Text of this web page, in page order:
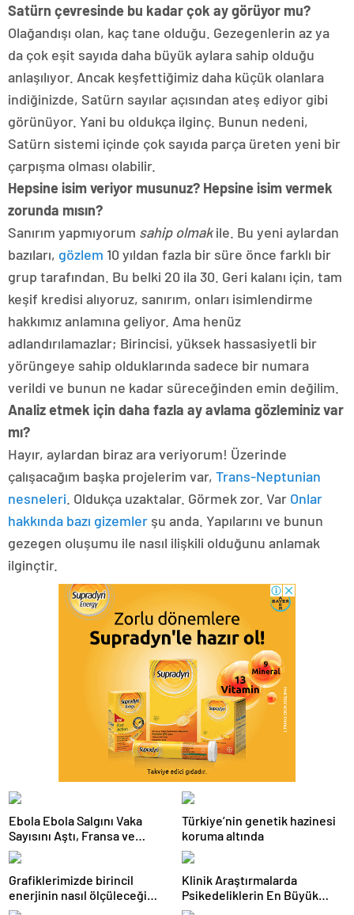
Satürn çevresinde bu kadar çok ay görüyor mu?
Olağandışı olan, kaç tane olduğu. Gezegenlerin az ya
da çok eşit sayıda daha büyük aylara sahip olduğu
anlaşılıyor. Ancak keşfettiğimiz daha küçük olanlara
indiğinizde, Satürn sayılar açısından ateş ediyor gibi
görünüyor. Yani bu oldukça ilginç. Bunun nedeni,
Satürn sistemi içinde çok sayıda parça üreten yeni bir
çarpışma olması olabilir.
Hepsine isim veriyor musunuz? Hepsine isim vermek
zorunda mısın?
Sanırım yapmıyorum sahip olmakile. Bu yeni aylardan
bazıları, gözlem 10 yıldan fazla bir süre önce farklı bir
grup tarafından. Bu belki 20 ila 30. Geri kalanı için, tam
keşif kredisi alıyoruz, sanırım, onları isimlendirme
hakkımız anlamına geliyor. Ama henüz
adlandırılamazlar; Birincisi, yüksek hassasiyetli bir
yörüngeye sahip olduklarında sadece bir numara
verildi ve bunun ne kadar süreceğinden emin değilim.
Analiz etmek için daha fazla ay avlama gözleminiz var
mı?
Hayır, aylardan biraz ara veriyorum! Üzerinde
çalışacağım başka projelerim var, Trans-Neptunian
nesneleri . Oldukça uzaktalar. Görmek zor. Var Onlar
hakkında bazı gizemler şu anda. Yapılarını ve bunun
gezegen oluşumu ile nasıl ilişkili olduğunu anlamak
ilginçtir.
Ebola Ebola Salgını Vaka
Sayısını Aştı, Fransa ve
Uganda’da Tespit Edildi
Türkiye’nin genetik hazinesi
koruma altında
Grafiklerimizde birincil
enerjinin nasıl ölçüleceği
değişti
Klinik Araştırmalarda
Psikedeliklerin En Büyük
Etkisi Gözden Kaçıyor